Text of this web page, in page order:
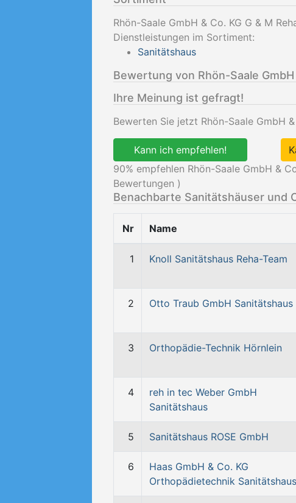
Rhön-Saale GmbH & Co. KG G & M
Dienstleistungen im Sortiment:
Sanitätshaus
Bewertung von Rhön-Saale GmbH
Ihre Meinung ist gefragt!
Bewerten Sie jetzt Rhön-Saale GmbH
Kann ich empfehlen!
90% empfehlen Rhön-Saale GmbH &
Bewertungen )
Benachbarte Sanitätshäuser und
Nr Name
1 Knoll Sanitätshaus Reha-Team
2 Otto Traub GmbH Sanitätshaus
3 Orthopädie-Technik Hörnlein
4
reh in tec Weber GmbH
Sanitätshaus
5 Sanitätshaus ROSE GmbH
6
Haas GmbH & Co. KG
Orthopädietechnik Sanitätshaus